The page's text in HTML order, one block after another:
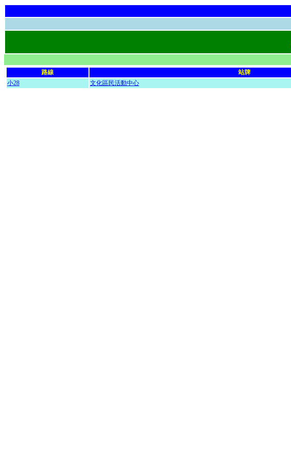
路線 站牌
小28
文化區民活動中心